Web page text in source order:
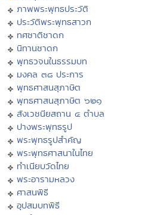
ภาพพระพุทธประวัติ
ประวัติพระพุทธสาวก
ทศชาติชาดก
นิทานชาดก
พุทธวจนในธรรมบท
มงคล ๓๘ ประการ
พุทธศาสนสุภาษิต
พุทธศาสนสุภาษิต ๖๒๑
สังเวชนียสถาน ๔ ตำบล
ปางพระพุทธรูป
พระพุทธรูปสำคัญ
พระพุทธศาสนาในไทย
ทำเนียบวัดไทย
พระอารามหลวง
ศาสนพิธี
อุปสมบทพิธี